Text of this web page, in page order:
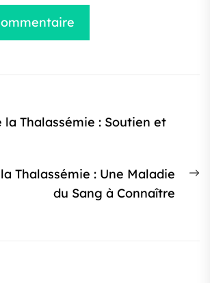
la Thalassémie : Soutien et
Thalassémie : Une Maladie
du Sang à Connaître